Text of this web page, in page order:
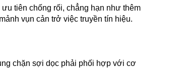
tiên chống rối, chẳng hạn như thêm
vụn cản trở việc truyền tín hiệu.
chặn sợi dọc phải phối hợp với cơ